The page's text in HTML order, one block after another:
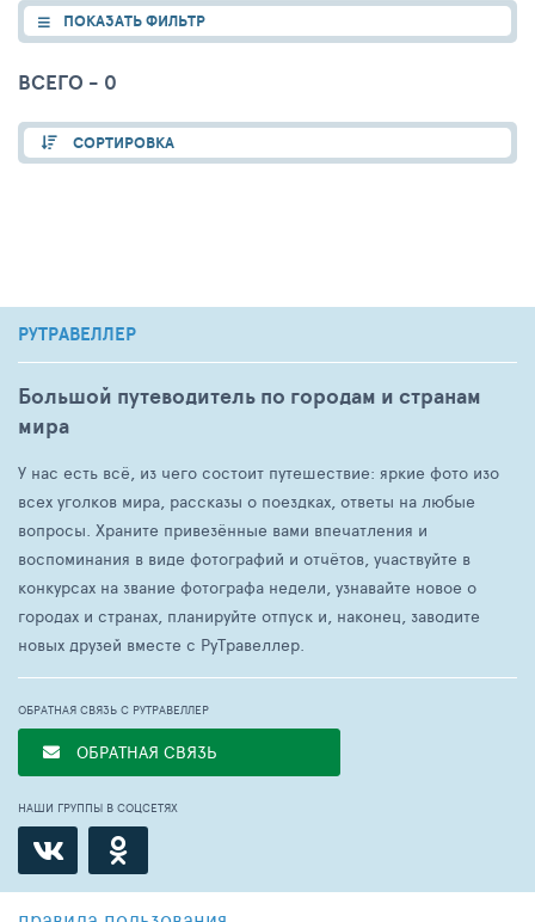
ПОКАЗАТЬ ФИЛЬТР
ВСЕГО - 0
СОРТИРОВКА
РУТРАВЕЛЛЕР
Большой путеводитель по городам и странам
мира
У нас есть всё, из чего состоит путешествие: яркие фото изо
всех уголков мира, рассказы о поездках, ответы на любые
вопросы. Храните привезённые вами впечатления и
воспоминания в виде фотографий и отчётов, участвуйте в
конкурсах на звание фотографа недели, узнавайте новое о
городах и странах, планируйте отпуск и, наконец, заводите
новых друзей вместе с РуТравеллер.
ОБРАТНАЯ СВЯЗЬ С РУТРАВЕЛЛЕР
ОБРАТНАЯ СВЯЗЬ
НАШИ ГРУППЫ В СОЦСЕТЯХ